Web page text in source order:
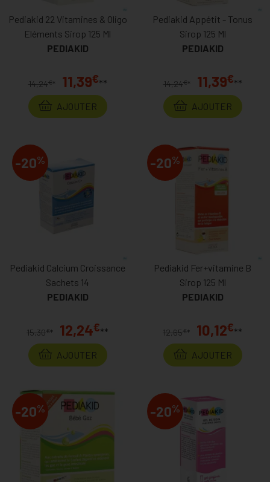
Pediakid 22 Vitamines & Oligo
Eléments Sirop 125 Ml
PEDIAKID
14,24€ * 11,39€**
AJOUTER
Pediakid Appétit - Tonus
Sirop 125 Ml
PEDIAKID
14,24€ * 11,39€**
AJOUTER
-20%
Pediakid Calcium Croissance
Sachets 14
PEDIAKID
15,30€* 12,24€**
AJOUTER
-20%
Pediakid Fer+vitamine B
Sirop 125 Ml
PEDIAKID
12,65€* 10,12€**
AJOUTER
-20% -20%